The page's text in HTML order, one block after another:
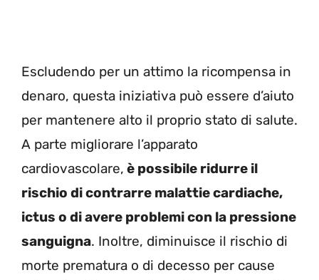
Escludendo per un attimo la ricompensa in
denaro, questa iniziativa può essere d’aiuto
per mantenere alto il proprio stato di salute.
A parte migliorare l’apparato
cardiovascolare, è possibile ridurre il
rischio di contrarre malattie cardiache,
ictus o di avere problemi con la pressione
sanguigna. Inoltre, diminuisce il rischio di
morte prematura o di decesso per cause